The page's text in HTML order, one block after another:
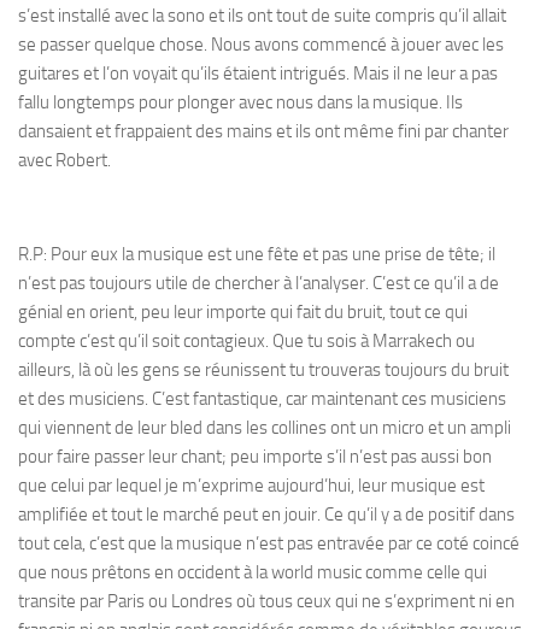
s’est installé avec la sono et ils ont tout de suite compris qu’il allait
se passer quelque chose. Nous avons commencé à jouer avec les
guitares et l’on voyait qu’ils étaient intrigués. Mais il ne leur a pas
fallu longtemps pour plonger avec nous dans la musique. Ils
dansaient et frappaient des mains et ils ont même fini par chanter
avec Robert.
R.P: Pour eux la musique est une fête et pas une prise de tête; il
n’est pas toujours utile de chercher à l’analyser. C’est ce qu’il a de
génial en orient, peu leur importe qui fait du bruit, tout ce qui
compte c’est qu’il soit contagieux. Que tu sois à Marrakech ou
ailleurs, là où les gens se réunissent tu trouveras toujours du bruit
et des musiciens. C’est fantastique, car maintenant ces musiciens
qui viennent de leur bled dans les collines ont un micro et un ampli
pour faire passer leur chant; peu importe s’il n’est pas aussi bon
que celui par lequel je m’exprime aujourd’hui, leur musique est
amplifiée et tout le marché peut en jouir. Ce qu’il y a de positif dans
tout cela, c’est que la musique n’est pas entravée par ce coté coincé
que nous prêtons en occident à la world music comme celle qui
transite par Paris ou Londres où tous ceux qui ne s’expriment ni en